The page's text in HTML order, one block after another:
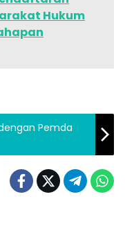
Hukum
Pemda